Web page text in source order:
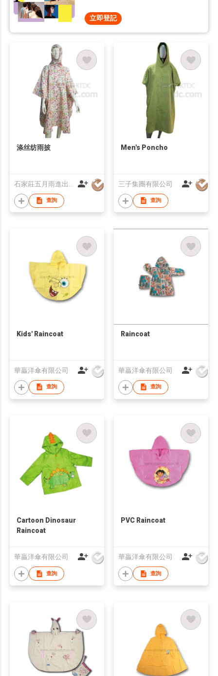
立即登記
涤丝纺雨披
查詢
Men's Poncho
三子集團有限公司
查詢
Kids' Raincoat
華贏洋傘有限公司
查詢
Raincoat
華贏洋傘有限公司
查詢
Cartoon Dinosaur
Raincoat
華贏洋傘有限公司
查詢
PVC Raincoat
華贏洋傘有限公司
查詢